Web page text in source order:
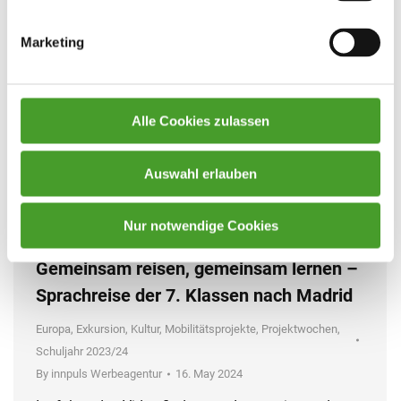
Marketing
Alle Cookies zulassen
Auswahl erlauben
Nur notwendige Cookies
Gemeinsam reisen, gemeinsam lernen –
Sprachreise der 7. Klassen nach Madrid
Europa, Exkursion, Kultur, Mobilitätsprojekte, Projektwochen,
Schuljahr 2023/24
By innpuls Werbeagentur 16. May 2024